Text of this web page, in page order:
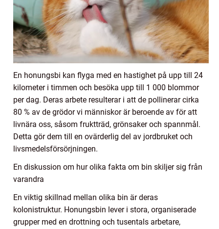
En honungsbi kan flyga med en hastighet på upp till 24
kilometer i timmen och besöka upp till 1 000 blommor
per dag. Deras arbete resulterar i att de pollinerar cirka
80 % av de grödor vi människor är beroende av för att
livnära oss, såsom fruktträd, grönsaker och spannmål.
Detta gör dem till en ovärderlig del av jordbruket och
livsmedelsförsörjningen.
En diskussion om hur olika fakta om bin skiljer sig från
varandra
En viktig skillnad mellan olika bin är deras
kolonistruktur. Honungsbin lever i stora, organiserade
grupper med en drottning och tusentals arbetare,